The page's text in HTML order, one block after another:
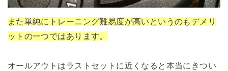
また単純にトレーニング難易度が高いというのもデメリ
ットの一つではあります。
オールアウトはラストセットに近くなると本当にきつい